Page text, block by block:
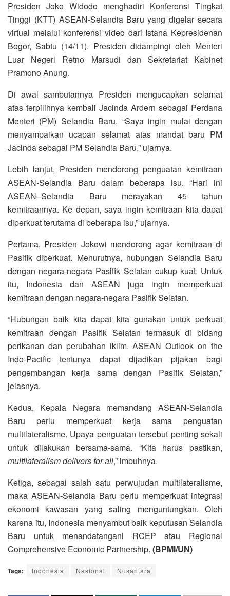
Presiden Joko Widodo menghadiri Konferensi Tingkat
Tinggi (KTT) ASEAN-Selandia Baru yang digelar secara
virtual melalui konferensi video dari Istana Kepresidenan
Bogor, Sabtu (14/11). Presiden didampingi oleh Menteri
Luar Negeri Retno Marsudi dan Sekretariat Kabinet
Pramono Anung.
Di awal sambutannya Presiden mengucapkan selamat
atas terpilihnya kembali Jacinda Ardern sebagai Perdana
Menteri (PM) Selandia Baru. “Saya ingin mulai dengan
menyampaikan ucapan selamat atas mandat baru PM
Jacinda sebagai PM Selandia Baru,” ujarnya.
Lebih lanjut, Presiden mendorong penguatan kemitraan
ASEAN-Selandia Baru dalam beberapa isu. “Hari ini
ASEAN–Selandia Baru merayakan 45 tahun
kemitraannya. Ke depan, saya ingin kemitraan kita dapat
diperkuat terutama di beberapa isu,” ujarnya.
Pertama, Presiden Jokowi mendorong agar kemitraan di
Pasifik diperkuat. Menurutnya, hubungan Selandia Baru
dengan negara-negara Pasifik Selatan cukup kuat. Untuk
itu, Indonesia dan ASEAN juga ingin memperkuat
kemitraan dengan negara-negara Pasifik Selatan.
“Hubungan baik kita dapat kita gunakan untuk perkuat
kemitraan dengan Pasifik Selatan termasuk di bidang
perikanan dan perubahan iklim. ASEAN Outlook on the
Indo-Pacific tentunya dapat dijadikan pijakan bagi
pengembangan kerja sama dengan Pasifik Selatan,”
jelasnya.
Kedua, Kepala Negara memandang ASEAN-Selandia
Baru perlu memperkuat kerja sama penguatan
multilateralisme. Upaya penguatan tersebut penting sekali
untuk dilakukan bersama-sama. “Kita harus pastikan,
multilateralism delivers for all,” imbuhnya.
Ketiga, sebagai salah satu perwujudan multilateralisme,
maka ASEAN-Selandia Baru perlu memperkuat integrasi
ekonomi kawasan yang saling menguntungkan. Oleh
karena itu, Indonesia menyambut baik keputusan Selandia
Baru untuk menandatangani RCEP atau Regional
Comprehensive Economic Partnership. (BPMI/UN)
Tags: Indonesia Nasional Nusantara